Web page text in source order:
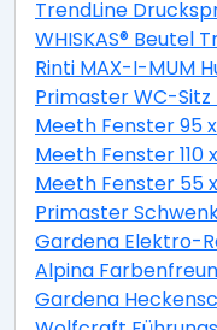
TrendLine
WHISKAS® Beutel
Rinti MAX-I-MUM
Primaster WC-
Meeth Fenster 95
Meeth Fenster
Meeth Fenster 55
Primaster
Gardena Elektro-
Alpina
Gardena